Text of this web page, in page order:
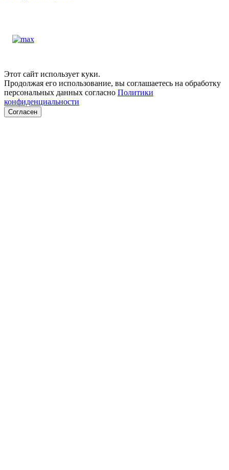
Этот сайт использует куки.
Продолжая его использование, вы соглашаетесь на обработку
персональных данных согласно Политики
конфиденциальности
Согласен